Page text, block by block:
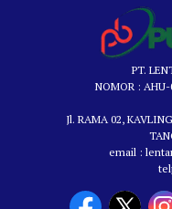
PT.
NOMOR : AHU-
Jl. RAMA 02,
email :